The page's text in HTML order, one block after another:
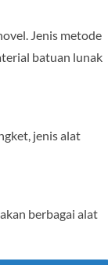
Jenis metode
batuan lunak
jenis alat
berbagai alat